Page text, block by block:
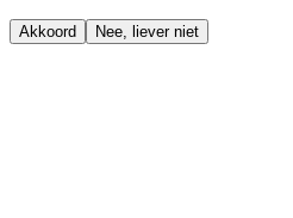
Akkoord Nee, liever niet